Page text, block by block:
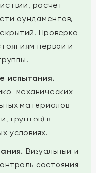
расчет
фундаментов,
Проверка
первой и
испытания.
механических
материалов
грунтов) в
условиях.
Визуальный и
состояния